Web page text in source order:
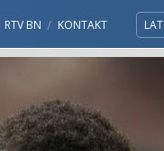
RTV BN KONTAKT LAT